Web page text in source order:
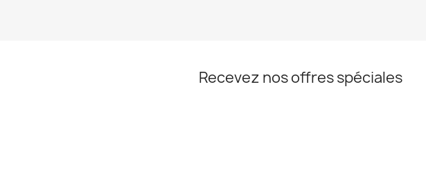
Recevez nos offres spéciales